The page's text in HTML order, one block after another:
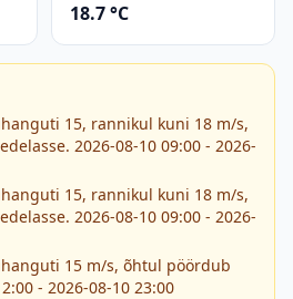
18.7 °C
15, rannikul kuni 18 m/s,
2026-08-10 09:00 - 2026-
15, rannikul kuni 18 m/s,
2026-08-10 09:00 - 2026-
15 m/s, õhtul pöördub
- 2026-08-10 23:00